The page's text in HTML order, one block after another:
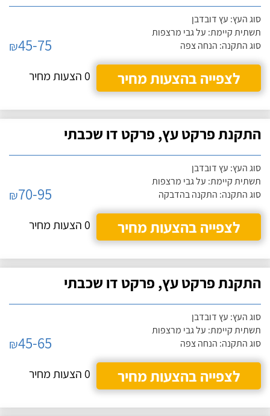
סוג העץ: עץ דובדבן
תשתית קיימת: על גבי מרצפות
סוג התקנה: הנחה צפה
₪45-75
לצפייה בהצעות מחיר
0 הצעות מחיר
התקנת פרקט עץ, פרקט דו שכבתי
סוג העץ: עץ דובדבן
תשתית קיימת: על גבי מרצפות
סוג התקנה: התקנה בהדבקה
₪70-95
לצפייה בהצעות מחיר
0 הצעות מחיר
התקנת פרקט עץ, פרקט דו שכבתי
סוג העץ: עץ דובדבן
תשתית קיימת: על גבי מרצפות
סוג התקנה: הנחה צפה
₪45-65
לצפייה בהצעות מחיר
0 הצעות מחיר